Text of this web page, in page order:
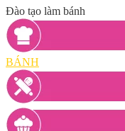
Đào tạo làm bánh
BÁNH